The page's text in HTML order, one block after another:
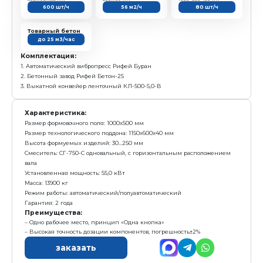
Комплектация:
2. Бетонный завод Рифей Бетон-25
3. Выкатной конвейер ленточный КЛ-500-5,0-В
Характеристика:
Размер технологического поддона: 1150х600х40 мм
Высота формуемых изделий: 30...250 мм
Смеситель: СГ-750-С одновальный горизонтальный
Установленная мощность: 55,0 кВт
Масса: 13,9 тонн
Режим работы: автоматический/
Гарантия: 2 года
Преимущества:
Высокая степень защиты от «Человеческого
Точная дозировка, погрешность ±2,0 %